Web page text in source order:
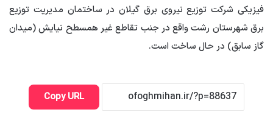
فیزیکی شرکت توزیع نیروی برق گیلان در ساختمان مدیریت توزیع
برق شهرستان رشت واقع در جنب تقاطع غیر همسطح نیایش (میدان
گاز سابق) در حال ساخت است.
Copy URL